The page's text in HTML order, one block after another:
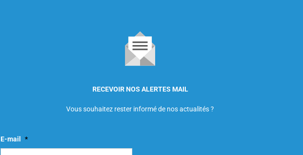
RECEVOIR NOS ALERTES MAIL
Vous souhaitez rester informé de nos actualités ?
E-mail *